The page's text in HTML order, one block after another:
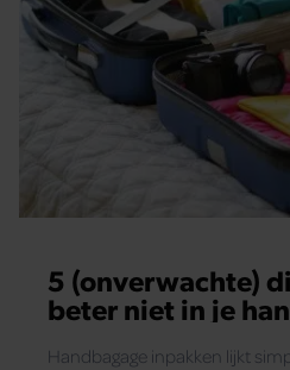
5 (onverwachte)
beter niet in je
Handbagage inpakken lijkt